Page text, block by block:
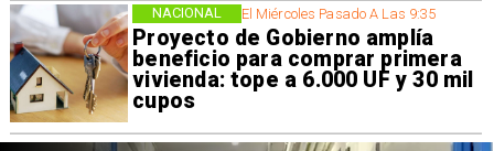
El Miércoles Pasado A Las 9:35
Proyecto de Gobierno amplía
beneficio para comprar primera
vivienda: tope a 6.000 UF y 30 mil
cupos
NACIONAL